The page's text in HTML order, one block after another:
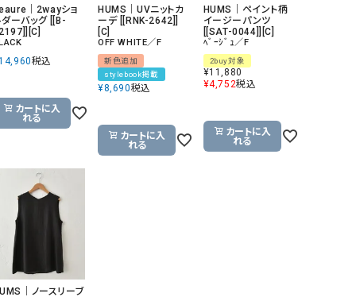
｜2wayショ
ダーバッグ [[B-
税込
カートに入
れる
HUMS｜UVニットカ
ーデ [[RNK-2642]]
[C]
OFF WHITE／F
新色追加
stylebook掲載
¥8,690税込
カートに入
れる
HUMS｜ペイント柄
イージーパンツ
[[SAT-0044]][C]
ﾍﾞｰｼﾞｭ／F
2buy対象
¥11,880
¥4,752税込
カートに入
れる
｜ノースリーブ